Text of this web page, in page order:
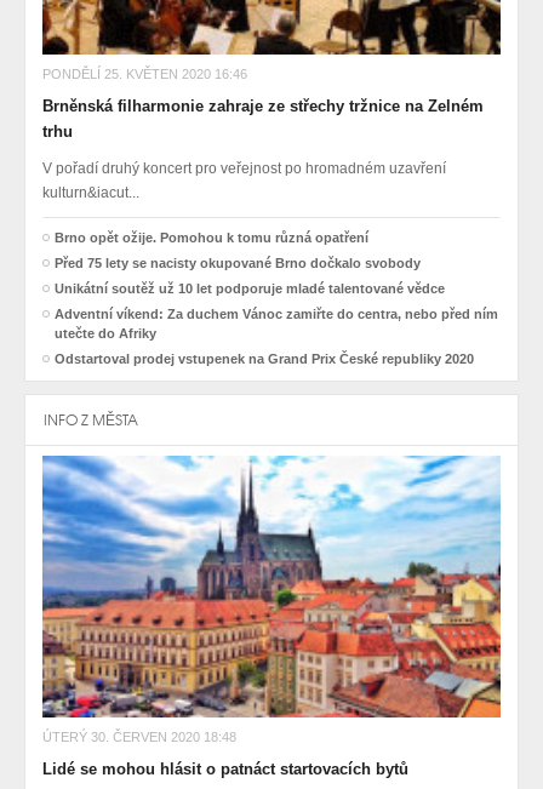
PONDĚLÍ 25. KVĚTEN 2020 16:46
Brněnská filharmonie zahraje ze střechy tržnice na Zelném
trhu
V pořadí druhý koncert pro veřejnost po hromadném uzavření
kulturn&iacut...
Brno opět ožije. Pomohou k tomu různá opatření
Před 75 lety se nacisty okupované Brno dočkalo svobody
Unikátní soutěž už 10 let podporuje mladé talentované vědce
Adventní víkend: Za duchem Vánoc zamiřte do centra, nebo před ním
utečte do Afriky
Odstartoval prodej vstupenek na Grand Prix České republiky 2020
INFO Z MĚSTA
ÚTERÝ 30. ČERVEN 2020 18:48
Lidé se mohou hlásit o patnáct startovacích bytů